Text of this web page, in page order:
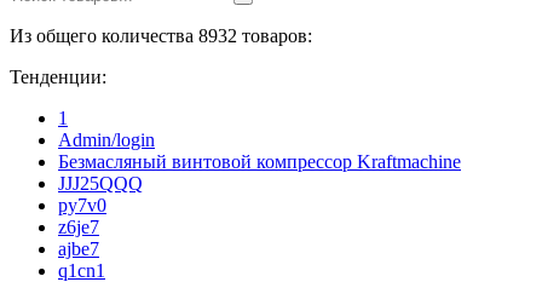
Из общего количества 8932 товаров:
Тенденции:
1
Admin/login
Безмасляный винтовой компрессор Kraftmaсhine
JJJ25QQQ
py7v0
z6je7
ajbe7
q1cn1